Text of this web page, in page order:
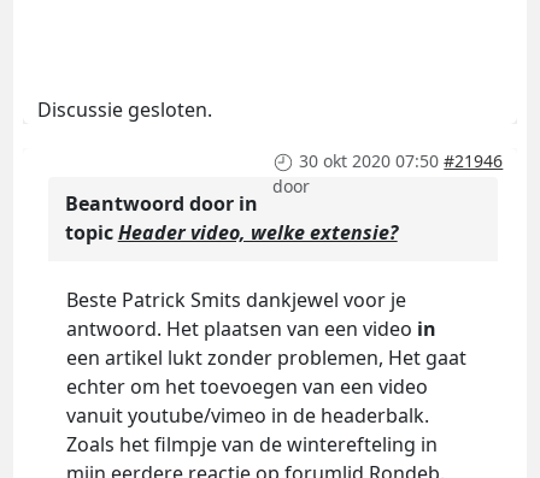
Discussie gesloten.
30 okt 2020 07:50 #21946
door
Beantwoord door in
topicHeader video, welke extensie?
Beste Patrick Smits dankjewel voor je
antwoord. Het plaatsen van een video in
een artikel lukt zonder problemen, Het gaat
echter om het toevoegen van een video
vanuit youtube/vimeo in de headerbalk.
Zoals het filmpje van de winterefteling in
mijn eerdere reactie op forumlid Rondeb.